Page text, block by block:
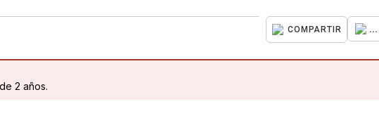
COMPARTIR ...
2 años.